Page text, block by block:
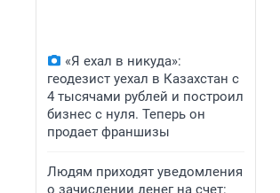
«Я ехал в никуда»:
геодезист уехал в Казахстан с
4 тысячами рублей и построил
бизнес с нуля. Теперь он
продает франшизы
Людям приходят уведомления
о зачислении денег на счет: